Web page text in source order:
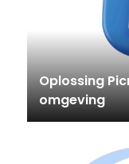
Oplossing
omgeving